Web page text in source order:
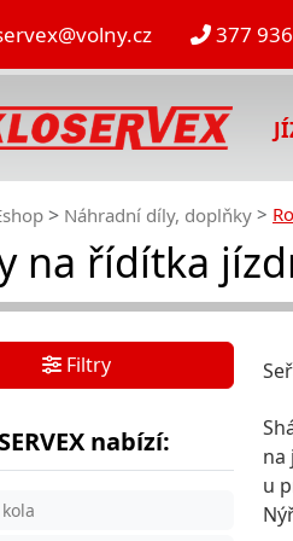
377
Náhradní díly, doplňky
na řídítka
Filtry
nabízí:
na
u